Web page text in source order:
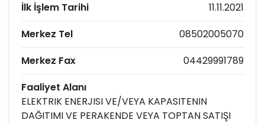
İlk İşlem Tarihi
11.11.2021
Merkez Tel
08502005070
Merkez Fax
04429991789
Faaliyet Alanı
ELEKTRIK ENERJISI VE/VEYA KAPASITENIN
DAĞITIMI VE PERAKENDE VEYA TOPTAN SATIŞI